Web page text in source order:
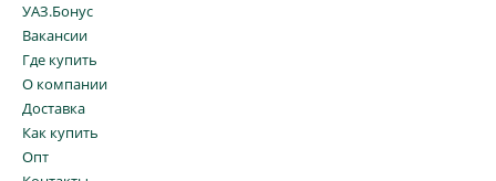
УАЗ.Бонус
Вакансии
Где купить
О компании
Доставка
Как купить
Опт